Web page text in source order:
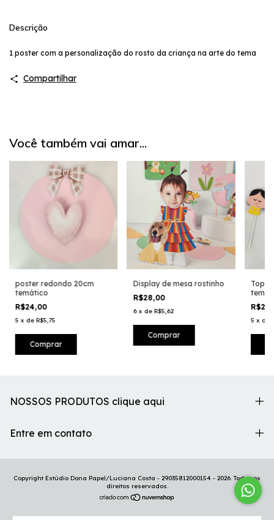
Descrição
1 poster com a personalização do rosto da criança na arte do tema
Compartilhar
Você também vai amar...
poster redondo 20cm
temático
R$24,00
5 x de R$5,75
Display de mesa rostinho
R$28,00
6 x de R$5,62
5 x de
NOSSOS PRODUTOS clique aqui
Entre em contato
Copyright Estúdio Dona Papel/Luciana Costa - 29035812000154 - 2026. Todos os
direitos reservados.